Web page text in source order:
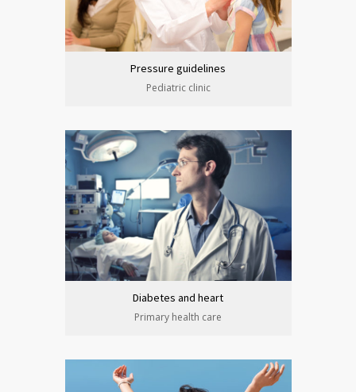
Pressure guidelines
Pediatric clinic
Diabetes and heart
Primary health care